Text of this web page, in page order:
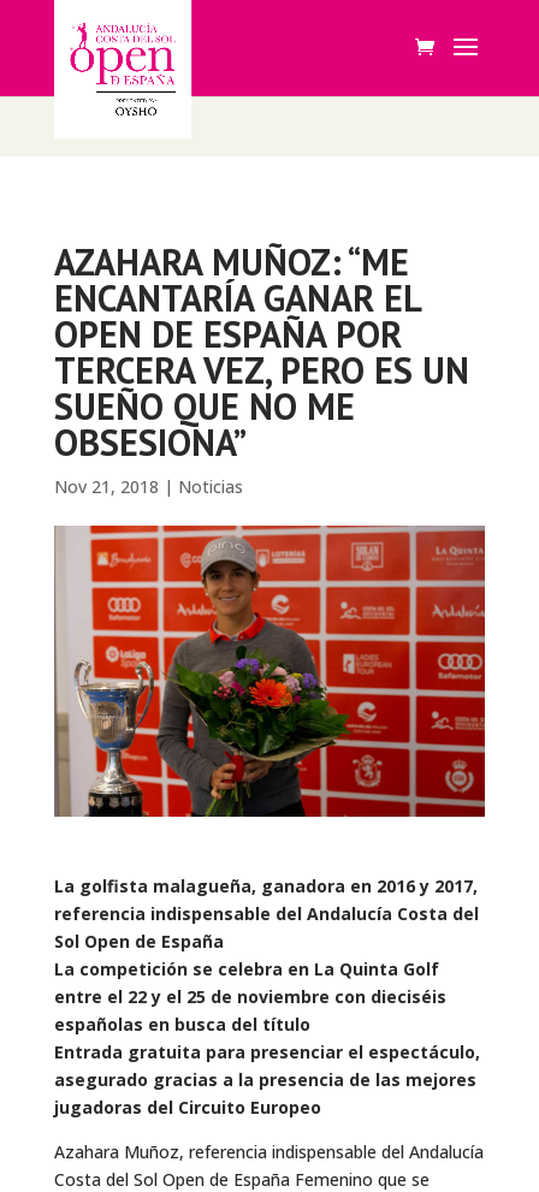
AZAHARA MUÑOZ: “ME
ENCANTARÍA GANAR EL
OPEN DE ESPAÑA POR
TERCERA VEZ, PERO ES UN
SUEÑO QUE NO ME
OBSESIONA”
Nov 21, 2018 | Noticias
La golfista malagueña, ganadora en 2016 y 2017,
referencia indispensable del Andalucía Costa del
Sol Open de España
La competición se celebra en La Quinta Golf
entre el 22 y el 25 de noviembre con dieciséis
españolas en busca del título
Entrada gratuita para presenciar el espectáculo,
asegurado gracias a la presencia de las mejores
jugadoras del Circuito Europeo
Azahara Muñoz, referencia indispensable del Andalucía
Costa del Sol Open de España Femenino que se